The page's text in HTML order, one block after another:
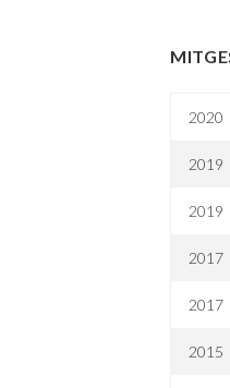
2020
2019
2019
2017
2017
2015